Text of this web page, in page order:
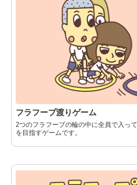
フラフープ渡りゲーム
2つのフラフープの輪の中に全員で入っ
を目指すゲームです。